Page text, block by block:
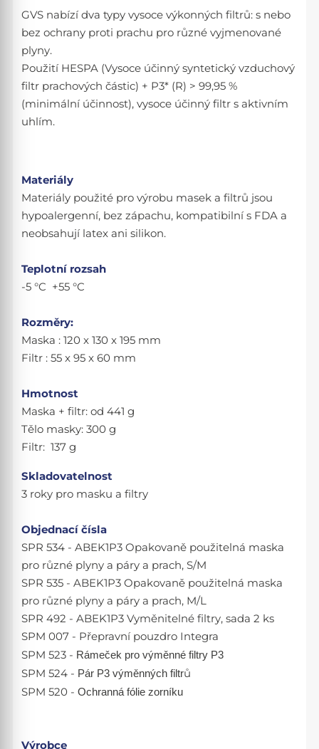
GVS nabízí dva typy vysoce výkonných filtrů: s nebo
bez ochrany proti prachu pro různé vyjmenované
plyny.
Použití HESPA (Vysoce účinný syntetický vzduchový
filtr prachových částic) + P3* (R) > 99,95 %
(minimální účinnost), vysoce účinný filtr s aktivním
uhlím.
Materiály
Materiály použité pro výrobu masek a filtrů jsou
hypoalergenní, bez zápachu, kompatibilní s FDA a
neobsahují latex ani silikon.
Teplotní rozsah
-5 °C +55 °C
Rozměry:
Maska : 120 x 130 x 195 mm
Filtr : 55 x 95 x 60 mm
Hmotnost
Maska + filtr: od 441 g
Tělo masky: 300 g
Filtr: 137 g
Skladovatelnost
3 roky pro masku a filtry
Objednací čísla
SPR 534 - ABEK1P3 Opakovaně použitelná maska
pro různé plyny a páry a prach, S/M
SPR 535 - ABEK1P3 Opakovaně použitelná maska
pro různé plyny a páry a prach, M/L
SPR 492 - ABEK1P3 Vyměnitelné filtry, sada 2 ks
SPM 007 - Přepravní pouzdro Integra
SPM 523 - Rámeček pro výměnnéfiltry P3
SPM 524 - Pár P3 výměnných filtrů
SPM 520 -Ochranná fólie zorníku
Výrobce